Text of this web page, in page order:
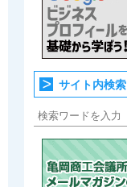
サイト内検索